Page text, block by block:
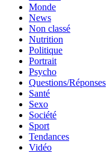
Monde
News
Non classé
Nutrition
Politique
Portrait
Psycho
Questions/Réponses
Santé
Sexo
Société
Sport
Tendances
Vidéo